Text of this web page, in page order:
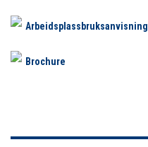
Arbeidsplassbruksanvisning
Brochure